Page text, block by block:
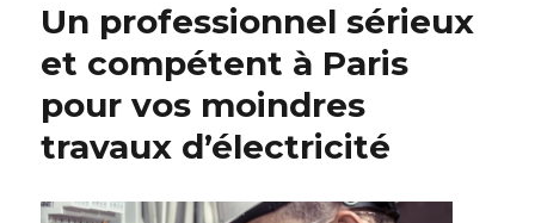
Un professionnel sérieux
et compétent à Paris
pour vos moindres
travaux d’électricité